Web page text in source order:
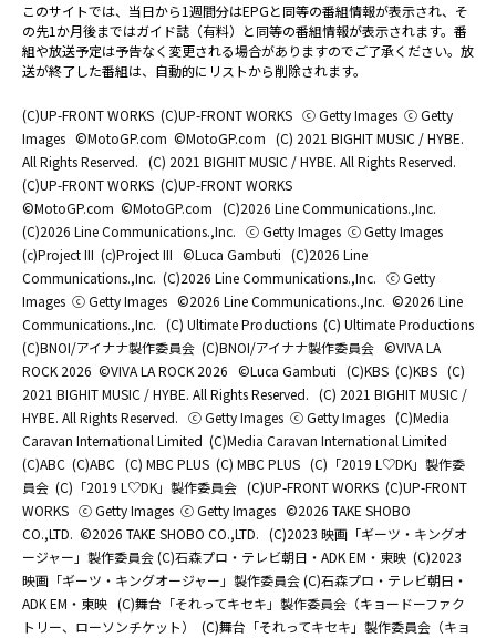
このサイトでは、当日から1週間分はEPGと同等の番組情報が表示され、そ
の先1か月後まではガイド誌（有料）と同等の番組情報が表示されます。番
組や放送予定は予告なく変更される場合がありますのでご了承ください。放
送が終了した番組は、自動的にリストから削除されます。
(C)UP-FRONT WORKS (C)UP-FRONT WORKS ⓒ Getty Images ⓒ Getty
Images ©MotoGP.com ©MotoGP.com (C) 2021 BIGHIT MUSIC / HYBE.
All Rights Reserved. (C) 2021 BIGHIT MUSIC / HYBE. All Rights Reserved.
(C)UP-FRONT WORKS (C)UP-FRONT WORKS
©MotoGP.com ©MotoGP.com (C)2026 Line Communications.,Inc.
(C)2026 Line Communications.,Inc. ⓒ Getty Images ⓒ Getty Images
(c)Project III (c)Project III ©Luca Gambuti (C)2026 Line
Communications.,Inc. (C)2026 Line Communications.,Inc. ⓒ Getty
Images ⓒ Getty Images ©2026 Line Communications.,Inc. ©2026 Line
Communications.,Inc. (C) Ultimate Productions (C) Ultimate Productions
(C)BNOI/アイナナ製作委員会 (C)BNOI/アイナナ製作委員会 ©️VIVA LA
ROCK 2026 ©️VIVA LA ROCK 2026 ©Luca Gambuti (C)KBS (C)KBS (C)
2021 BIGHIT MUSIC / HYBE. All Rights Reserved. (C) 2021 BIGHIT MUSIC /
HYBE. All Rights Reserved. ⓒ Getty Images ⓒ Getty Images (C)Media
Caravan International Limited (C)Media Caravan International Limited
(C)ABC (C)ABC (C) MBC PLUS (C) MBC PLUS (C)「2019 L♡DK」製作委
員会 (C)「2019 L♡DK」製作委員会 (C)UP-FRONT WORKS (C)UP-FRONT
WORKS ⓒ Getty Images ⓒ Getty Images ©2026 TAKE SHOBO
CO.,LTD. ©2026 TAKE SHOBO CO.,LTD. (C)2023 映画「ギーツ・キングオ
ージャー」製作委員会 (C)石森プロ・テレビ朝日・ADK EM・東映 (C)2023
映画「ギーツ・キングオージャー」製作委員会 (C)石森プロ・テレビ朝日・
ADK EM・東映 (C)舞台「それってキセキ」製作委員会（キョードーファク
トリー、ローソンチケット）
(C)舞台「それってキセキ」製作委員会（キョ